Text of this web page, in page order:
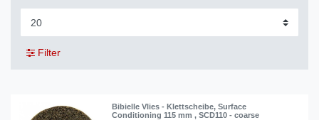
Filter
Bibielle Vlies - Klettscheibe, Surface
Conditioning 115 mm , SCD110 - coarse